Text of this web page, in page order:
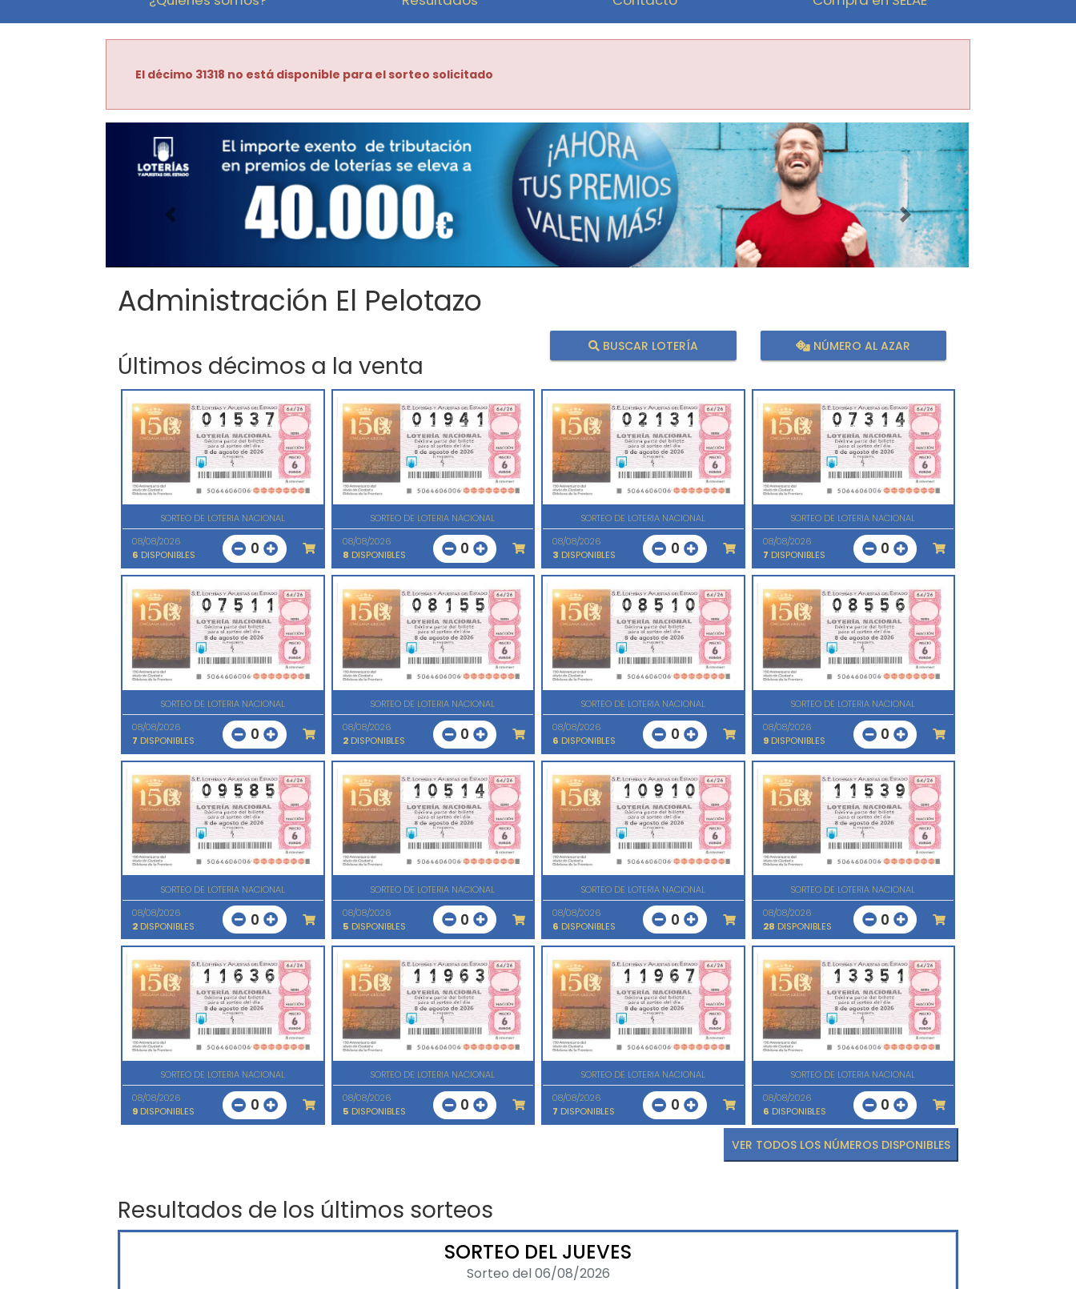
El décimo 31318 no está disponible para el sorteo solicitado
Imagen anterior Imagen siguiente
Administración El Pelotazo
Últimos décimos a la venta
BUSCAR LOTERÍA NÚMERO AL AZAR
SORTEO DE LOTERIA NACIONAL
08/08/2026
6 DISPONIBLES 0
SORTEO DE LOTERIA NACIONAL
08/08/2026
8 DISPONIBLES 0
SORTEO DE LOTERIA NACIONAL
08/08/2026
3 DISPONIBLES 0
SORTEO DE LOTERIA NACIONAL
08/08/2026
7 DISPONIBLES 0
SORTEO DE LOTERIA NACIONAL
08/08/2026
7 DISPONIBLES 0
SORTEO DE LOTERIA NACIONAL
08/08/2026
2DISPONIBLES 0
SORTEO DE LOTERIA NACIONAL
08/08/2026
6 DISPONIBLES 0
SORTEO DE LOTERIA NACIONAL
08/08/2026
9DISPONIBLES 0
SORTEO DE LOTERIA NACIONAL
08/08/2026
2 DISPONIBLES 0
SORTEO DE LOTERIA NACIONAL
08/08/2026
5 DISPONIBLES 0
SORTEO DE LOTERIA NACIONAL
08/08/2026
6 DISPONIBLES 0
SORTEO DE LOTERIA NACIONAL
08/08/2026
28 DISPONIBLES 0
SORTEO DE LOTERIA NACIONAL
08/08/2026
9 DISPONIBLES 0
SORTEO DE LOTERIA NACIONAL
08/08/2026
5 DISPONIBLES 0
SORTEO DE LOTERIA NACIONAL
08/08/2026
7 DISPONIBLES 0
SORTEO DE LOTERIA NACIONAL
08/08/2026
6 DISPONIBLES 0
VER TODOS LOS NÚMEROS DISPONIBLES
Resultados de los últimos sorteos
SORTEO DEL JUEVES
Sorteo del 06/08/2026